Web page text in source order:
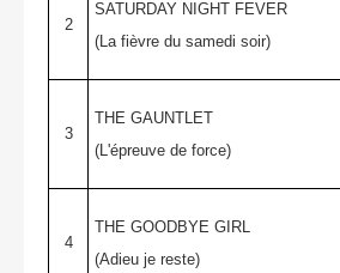
2
SATURDAY NIGHT FEVER
(La fièvre du samedi soir)
3
THE GAUNTLET
(L'épreuve de force)
4
THE GOODBYE GIRL
(Adieu je reste)